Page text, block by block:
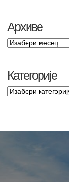
Архиве
Категорије